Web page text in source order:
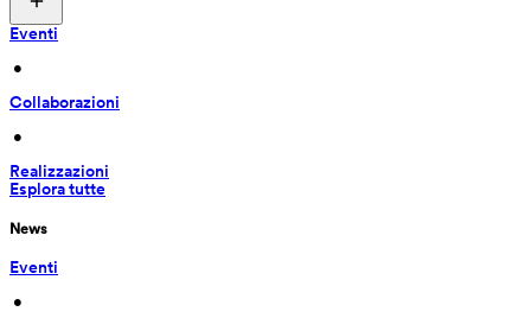
Eventi
•
Collaborazioni
•
Realizzazioni
Esplora tutte
News
Eventi
•